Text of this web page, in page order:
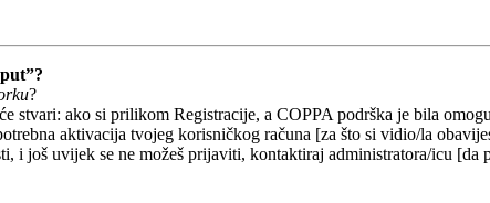
?
stvari: ako si prilikom Registracije, a COPPA podrška je bila
aktivacija tvojeg korisničkog računa [za što si vidio/la
i još uvijek se ne možeš prijaviti, kontaktiraj administratora/icu